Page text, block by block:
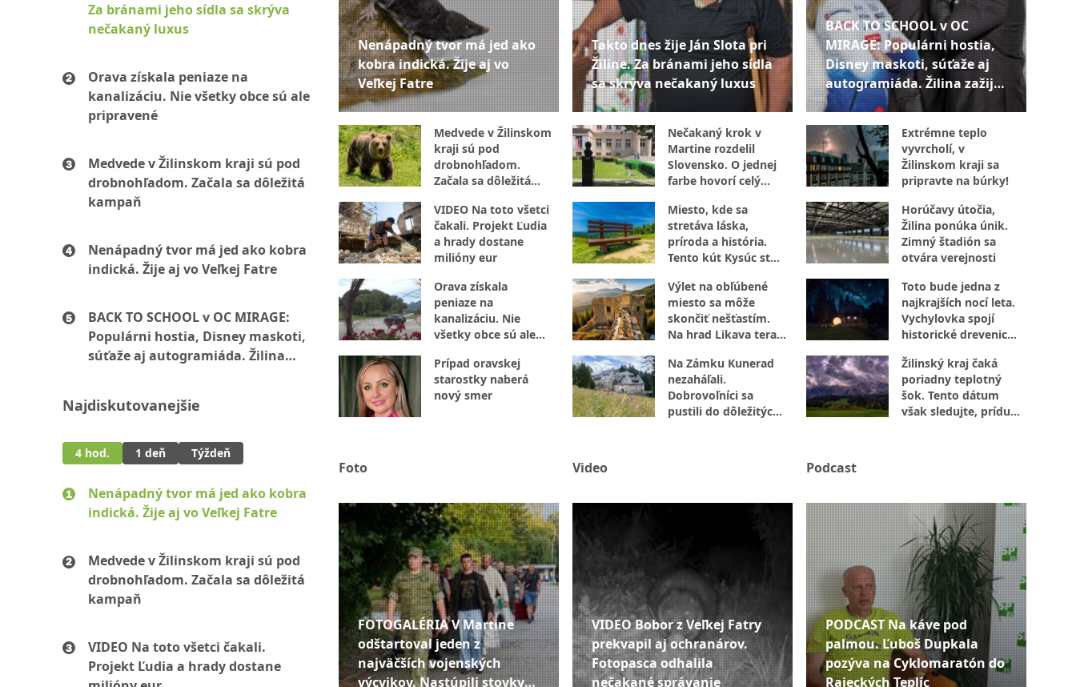
Za bránami jeho sídla sa skrýva
nečakaný luxus
Orava získala peniaze na
kanalizáciu. Nie všetky obce sú ale
pripravené
Medvede v Žilinskom kraji sú pod
drobnohľadom. Začala sa dôležitá
kampaň
Nenápadný tvor má jed ako kobra
indická. Žije aj vo Veľkej Fatre
BACK TO SCHOOL v OC MIRAGE:
Populárni hostia, Disney maskoti,
súťaže aj autogramiáda. Žilina
Najdiskutovanejšie
4 hod. 1 deň Týždeň
Nenápadný tvor má jed ako kobra
indická. Žije aj vo Veľkej Fatre
Medvede v Žilinskom kraji sú pod
drobnohľadom. Začala sa dôležitá
kampaň
VIDEO Na toto všetci čakali.
Projekt Ľudia a hrady dostane
Nenápadný tvor má jed ako
kobra indická. Žije aj vo
Veľkej Fatre
Medvede v Žilinskom
kraji sú pod
drobnohľadom.
Začala sa dôležitá
VIDEO Na toto všetci
čakali. Projekt Ľudia
a hrady dostane
milióny eur
Orava získala
peniaze na
kanalizáciu. Nie
všetky obce sú ale
Prípad oravskej
starostky naberá
nový smer
Takto dnes žije Ján Slota pri
Žiline. Za bránami jeho sídla
sa skrýva nečakaný luxus
Nečakaný krok v
Martine rozdelil
Slovensko. O jednej
farbe hovorí celý
Miesto, kde sa
stretáva láska,
príroda a história.
Tento kút Kysúc stojí
Výlet na obľúbené
miesto sa môže
skončiť nešťastím.
Na hrad Likava teraz
Na Zámku Kunerad
nezaháľali.
Dobrovoľníci sa
pustili do dôležitých
BACK TO SCHOOL v OC
MIRAGE: Populárni hostia,
Disney maskoti, súťaže aj
autogramiáda. Žilina zažije
popoludnie plné zábavy
Extrémne teplo
vyvrcholí, v
Žilinskom kraji sa
pripravte na búrky!
Horúčavy útočia,
Žilina ponúka únik.
Zimný štadión sa
otvára verejnosti
Toto bude jedna z
najkrajších nocí leta.
Vychylovka spojí
historické drevenice
Žilinský kraj čaká
poriadny teplotný
šok. Tento dátum
však sledujte, prídu
Foto
FOTOGALÉRIA V Martine
odštartoval jeden z
najväčších vojenských
výcvikov. Nastúpili stovky
Video
VIDEO Bobor z Veľkej Fatry
prekvapil aj ochranárov.
Fotopasca odhalila
nečakané správanie
Podcast
PODCAST Na káve pod
palmou. Ľuboš Dupkala
pozýva na Cyklomaratón do
Rajeckých Teplíc